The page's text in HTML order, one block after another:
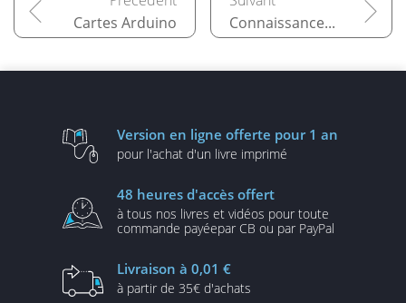
Cartes Arduino Connaissances de base
Version en ligne offerte pour 1 an
pour l'achat d'un livre imprimé
48 heures d'accès offert
à tous nos livres et vidéos pour toute
commande payéepar CB ou par PayPal
Livraison à 0,01 €
à partir de 35€ d'achats